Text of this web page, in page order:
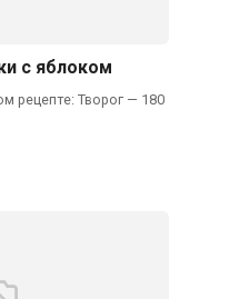
с яблоком
рецепте: Творог — 180